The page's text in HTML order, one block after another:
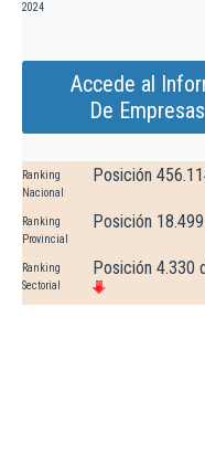
2024
Accede al
De
Ranking
Nacional
Posición
Ranking
Provincial
Posición
Ranking
Sectorial
Posición 4.330